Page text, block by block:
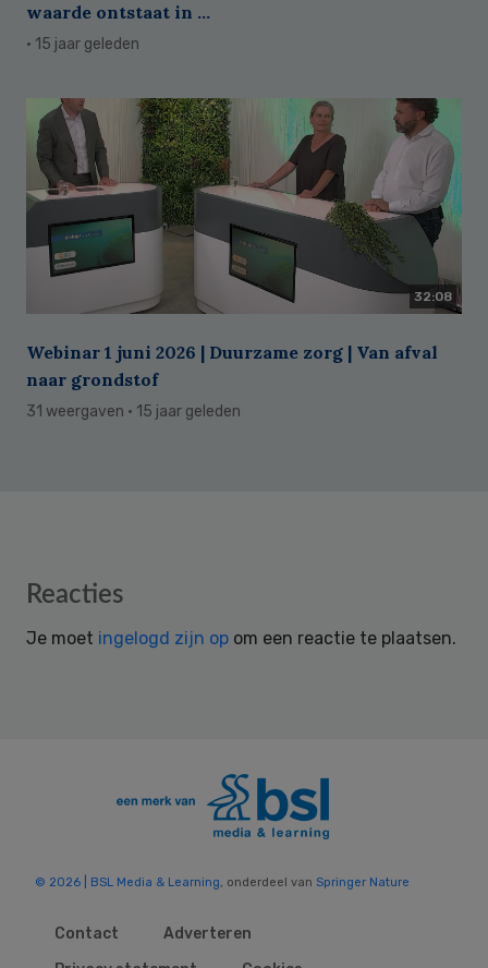
waarde ontstaat in ...
· 15 jaar geleden
32:08
Webinar 1 juni 2026 | Duurzame zorg | Van afval
naar grondstof
31 weergaven · 15 jaar geleden
Reader
Reacties
Je moet ingelogd zijn op om een reactie te plaatsen.
© 2026 | BSL Media & Learning, onderdeel van Springer Nature
Contact
Adverteren